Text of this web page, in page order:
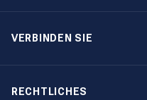
VERBINDEN SIE
RECHTLICHES